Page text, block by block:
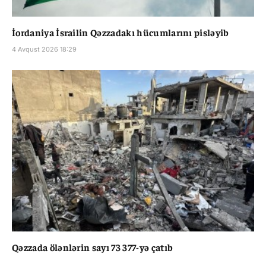
İordaniya İsrailin Qəzzadakı hücumlarını pisləyib
4 Avqust 2026 18:29
Qəzzada ölənlərin sayı 73 377-yə çatıb